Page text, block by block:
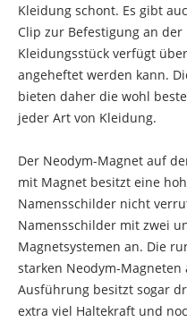
Kleidung schont. Es gibt
Clip zur Befestigung an
Kleidungsstück verfügt
angeheftet werden kann.
bieten daher die wohl
jeder Art von Kleidung.
Der Neodym-Magnet auf
mit Magnet besitzt eine
Namensschilder nicht
Namensschilder mit zwei
Magnetsystemen an. Die
starken Neodym-
Ausführung besitzt sogar
extra viel Haltekraft und